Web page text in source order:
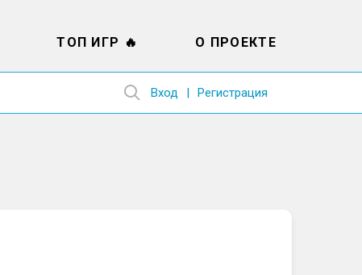
Вход Регистрация
ТОП ИГР 🔥 О ПРОЕКТЕ